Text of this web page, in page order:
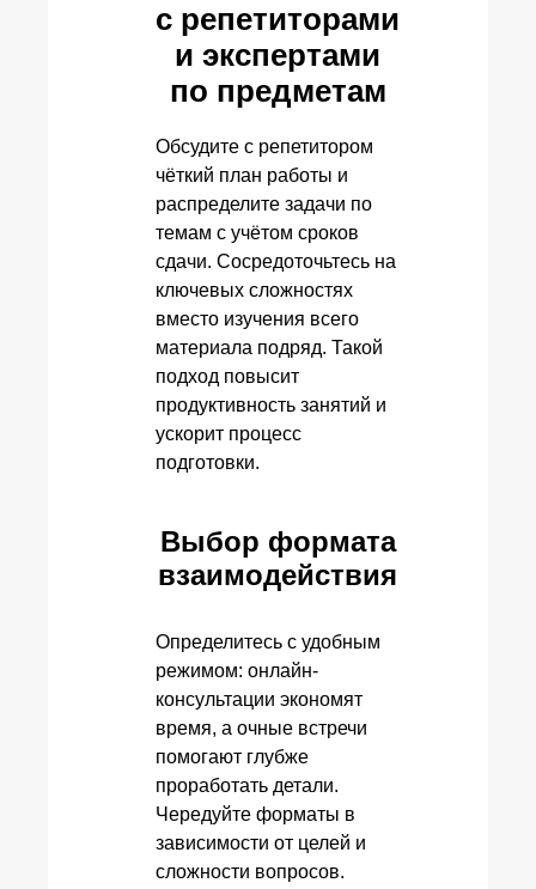
с репетиторами
и экспертами
по предметам
Обсудите с репетитором
чёткий план работы и
распределите задачи по
темам с учётом сроков
сдачи. Сосредоточьтесь на
ключевых сложностях
вместо изучения всего
материала подряд. Такой
подход повысит
продуктивность занятий и
ускорит процесс
подготовки.
Выбор формата
взаимодействия
Определитесь с удобным
режимом: онлайн-
консультации экономят
время, а очные встречи
помогают глубже
проработать детали.
Чередуйте форматы в
зависимости от целей и
сложности вопросов.